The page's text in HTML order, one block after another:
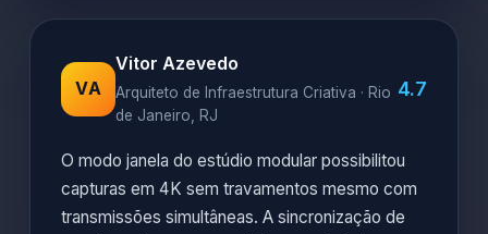
VA
Vitor Azevedo
Arquiteto de Infraestrutura Criativa · Rio
de Janeiro, RJ
4.7
O modo janela do estúdio modular possibilitou
capturas em 4K sem travamentos mesmo com
transmissões simultâneas. A sincronização de